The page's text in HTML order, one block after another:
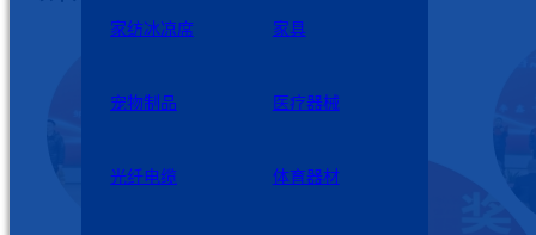
家纺冰凉席 家具
宠物制品 医疗器械
光纤电缆 体育器材